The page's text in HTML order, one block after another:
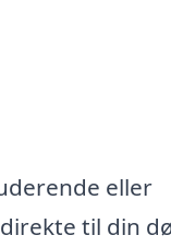
eller
til din